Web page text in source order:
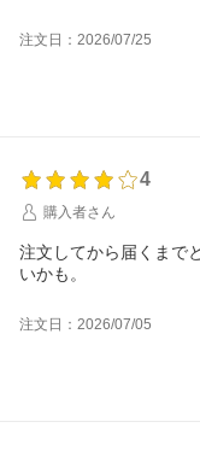
注文日：2026/07/25
4
購入者さん
注文してから届くまで
いかも。
注文日：2026/07/05